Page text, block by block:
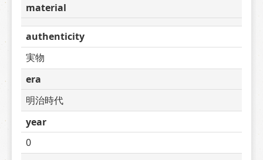
material
authenticity
実物
era
明治時代
year
0